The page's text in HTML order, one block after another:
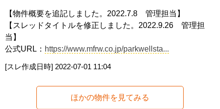
【物件概要を追記しました。2022.7.8 管理担当】
【スレッドタイトルを修正しました。2022.9.26 管理担
当】
公式URL： https://www.mfrw.co.jp/parkwellsta...
[スレ作成日時] 2022-07-01 11:04
ほかの物件を見てみる